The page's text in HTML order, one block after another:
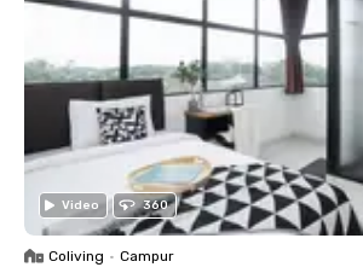
Video 360
Coliving • Campur